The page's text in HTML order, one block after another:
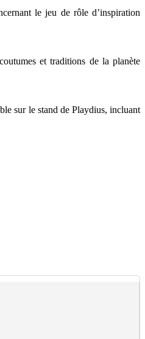
le jeu de rôle d’inspiration
et traditions de la planète
sur le stand de Playdius, incluant